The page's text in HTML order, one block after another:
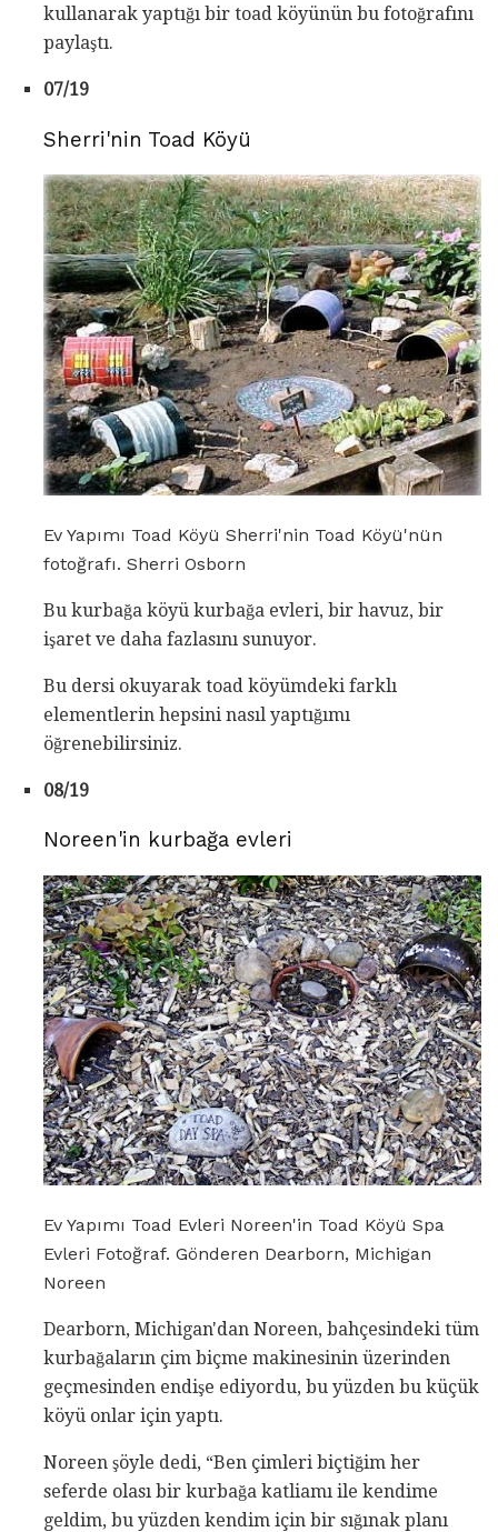
kullanarak yaptığı bir toad köyünün bu fotoğrafını
paylaştı.
07/19
Sherri'nin Toad Köyü
Ev Yapımı Toad Köyü Sherri'nin Toad Köyü'nün
fotoğrafı. Sherri Osborn
Bu kurbağa köyü kurbağa evleri, bir havuz, bir
işaret ve daha fazlasını sunuyor.
Bu dersi okuyarak toad köyümdeki farklı
elementlerin hepsini nasıl yaptığımı
öğrenebilirsiniz.
08/19
Noreen'in kurbağa evleri
Ev Yapımı Toad Evleri Noreen'in Toad Köyü Spa
Evleri Fotoğraf. Gönderen Dearborn, Michigan
Noreen
Dearborn, Michigan'dan Noreen, bahçesindeki tüm
kurbağaların çim biçme makinesinin üzerinden
geçmesinden endişe ediyordu, bu yüzden bu küçük
köyü onlar için yaptı.
Noreen şöyle dedi, “Ben çimleri biçtiğim her
seferde olası bir kurbağa katliamı ile kendime
geldim, bu yüzden kendim için bir sığınak planı